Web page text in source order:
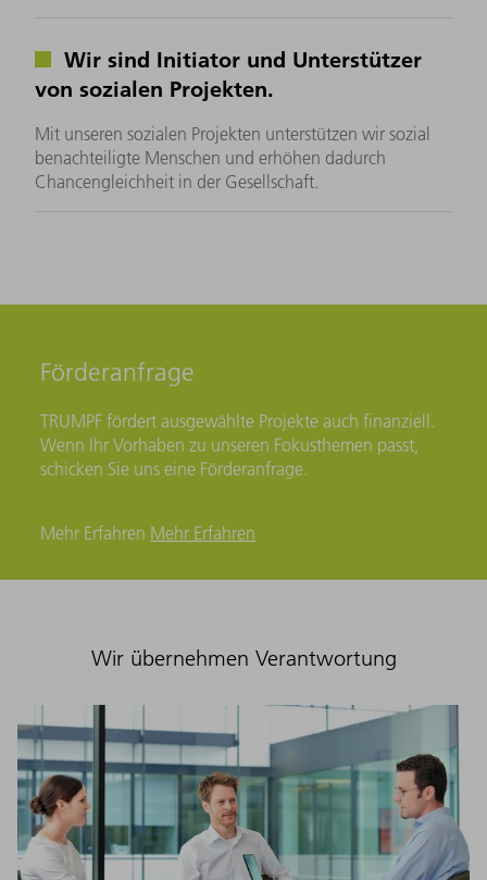
Wir sind Initiator und Unterstützer
von sozialen Projekten.
Mit unseren sozialen Projekten unterstützen wir sozial
benachteiligte Menschen und erhöhen dadurch
Chancengleichheit in der Gesellschaft.
Förderanfrage
TRUMPF fördert ausgewählte Projekte auch finanziell.
Wenn Ihr Vorhaben zu unseren Fokusthemen passt,
schicken Sie uns eine Förderanfrage.
Mehr Erfahren Mehr Erfahren
Wir übernehmen Verantwortung